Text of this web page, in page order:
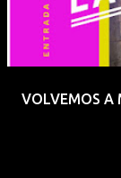
VOLVEMOS A